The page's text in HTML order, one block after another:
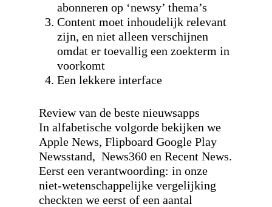
abonneren op ‘newsy’ thema’s
Content moet inhoudelijk relevant
zijn, en niet alleen verschijnen
omdat er toevallig een zoekterm in
voorkomt
Een lekkere interface
Review van de beste nieuwsapps
In alfabetische volgorde bekijken we
Apple News, Flipboard Google Play
Newsstand, News360 en Recent News.
Eerst een verantwoording: in onze
niet-wetenschappelijke vergelijking
checkten we eerst of een aantal